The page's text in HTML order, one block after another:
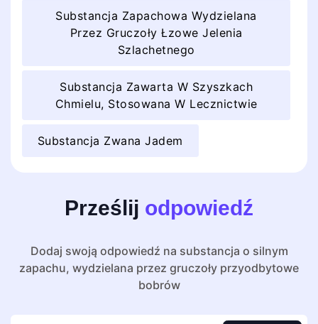
Substancja Zapachowa Wydzielana
Przez Gruczoły Łzowe Jelenia
Szlachetnego
Substancja Zawarta W Szyszkach
Chmielu, Stosowana W Lecznictwie
Substancja Zwana Jadem
Prześlij odpowiedź
Dodaj swoją odpowiedź na substancja o silnym
zapachu, wydzielana przez gruczoły przyodbytowe
bobrów